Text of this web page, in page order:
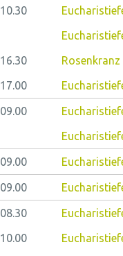
10.30
16.30
17.00
09.00
09.00
09.00
08.30
10.00